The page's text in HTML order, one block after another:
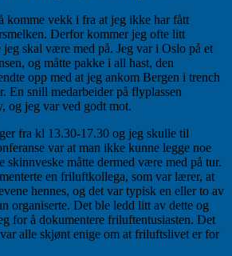
komme vekk i fra at jeg ikke har fått
Derfor kommer jeg ofte litt
skal være med på. Jeg var i Oslo på et
og måtte pakke i all hast, den
opp med at jeg ankom Bergen i trench
En snill medarbeider på flyplassen
og jeg var ved godt mot.
fra kl 13.30-17.30 og jeg skulle til
var at man ikke kunne legge noe
skinnveske måtte dermed være med på tur.
en friluftkollega, som var lærer, at
hennes, og det var typisk en eller to av
organiserte. Det ble ledd litt av dette og
for å dokumentere friluftentusiasten. Det
alle skjønt enige om at friluftslivet er for